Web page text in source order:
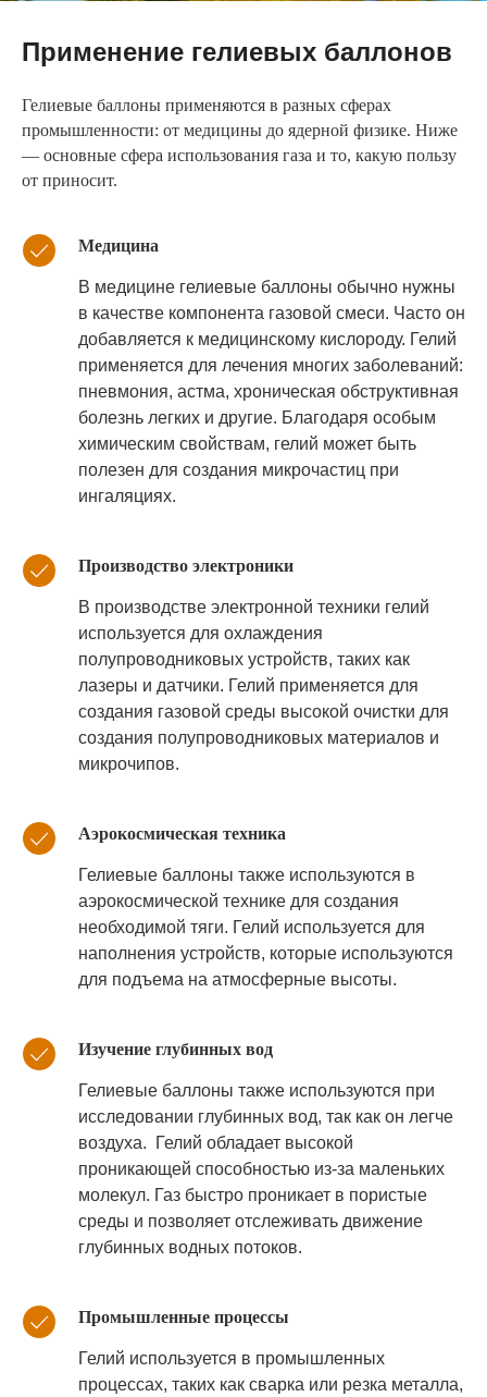
Применение гелиевых баллонов
Гелиевые баллоны применяются в разных сферах
промышленности: от медицины до ядерной физике. Ниже
— основные сфера использования газа и то, какую пользу
от приносит.
Медицина
В медицине гелиевые баллоны обычно нужны
в качестве компонента газовой смеси. Часто он
добавляется к медицинскому кислороду. Гелий
применяется для лечения многих заболеваний:
пневмония, астма, хроническая обструктивная
болезнь легких и другие. Благодаря особым
химическим свойствам, гелий может быть
полезен для создания микрочастиц при
ингаляциях.
Производство электроники
В производстве электронной техники гелий
используется для охлаждения
полупроводниковых устройств, таких как
лазеры и датчики. Гелий применяется для
создания газовой среды высокой очистки для
создания полупроводниковых материалов и
микрочипов.
Аэрокосмическая техника
Гелиевые баллоны также используются в
аэрокосмической технике для создания
необходимой тяги. Гелий используется для
наполнения устройств, которые используются
для подъема на атмосферные высоты.
Изучение глубинных вод
Гелиевые баллоны также используются при
исследовании глубинных вод, так как он легче
воздуха. Гелий обладает высокой
проникающей способностью из-за маленьких
молекул. Газ быстро проникает в пористые
среды и позволяет отслеживать движение
глубинных водных потоков.
Промышленные процессы
Гелий используется в промышленных
процессах, таких как сварка или резка металла,